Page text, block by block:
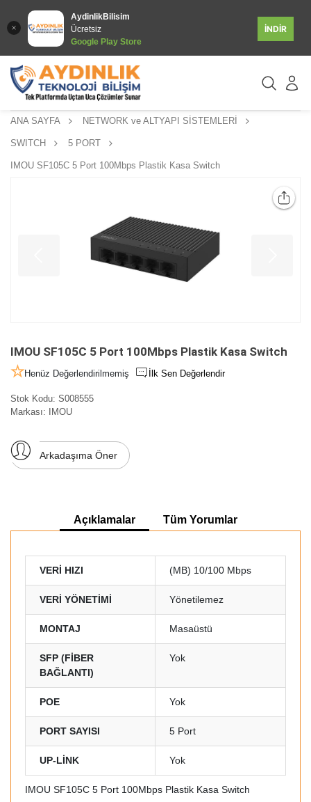
AydinlikBilisim
Ücretsiz
Google Play Store
İNDİR
ANA SAYFA NETWORK ve ALTYAPI SİSTEMLERİ
SWITCH 5 PORT
IMOU SF105C 5 Port 100Mbps Plastik Kasa Switch
IMOU SF105C 5 Port 100Mbps Plastik Kasa Switch
Henüz Değerlendirilmemiş İlk Sen Değerlendir
Stok Kodu: S008555
Markası:
IMOU
Arkadaşıma Öner
Açıklamalar Tüm Yorumlar
VERİ HIZI (MB) 10/100 Mbps
VERİ YÖNETİMİ Yönetilemez
MONTAJ Masaüstü
SFP (FİBER
BAĞLANTI)
Yok
POE Yok
PORT SAYISI 5 Port
UP-LİNK Yok
IMOU SF105C 5 Port 100Mbps Plastik Kasa Switch